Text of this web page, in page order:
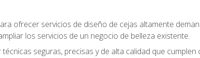
ofrecer servicios de diseño de cejas altamente
los servicios de un negocio de belleza existente.
seguras, precisas y de alta calidad que